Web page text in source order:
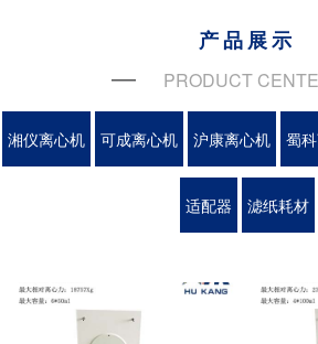
产品展示
PRODUCT
湘仪离心机 可成离心机 沪康离心机 蜀
适配器 滤纸耗材